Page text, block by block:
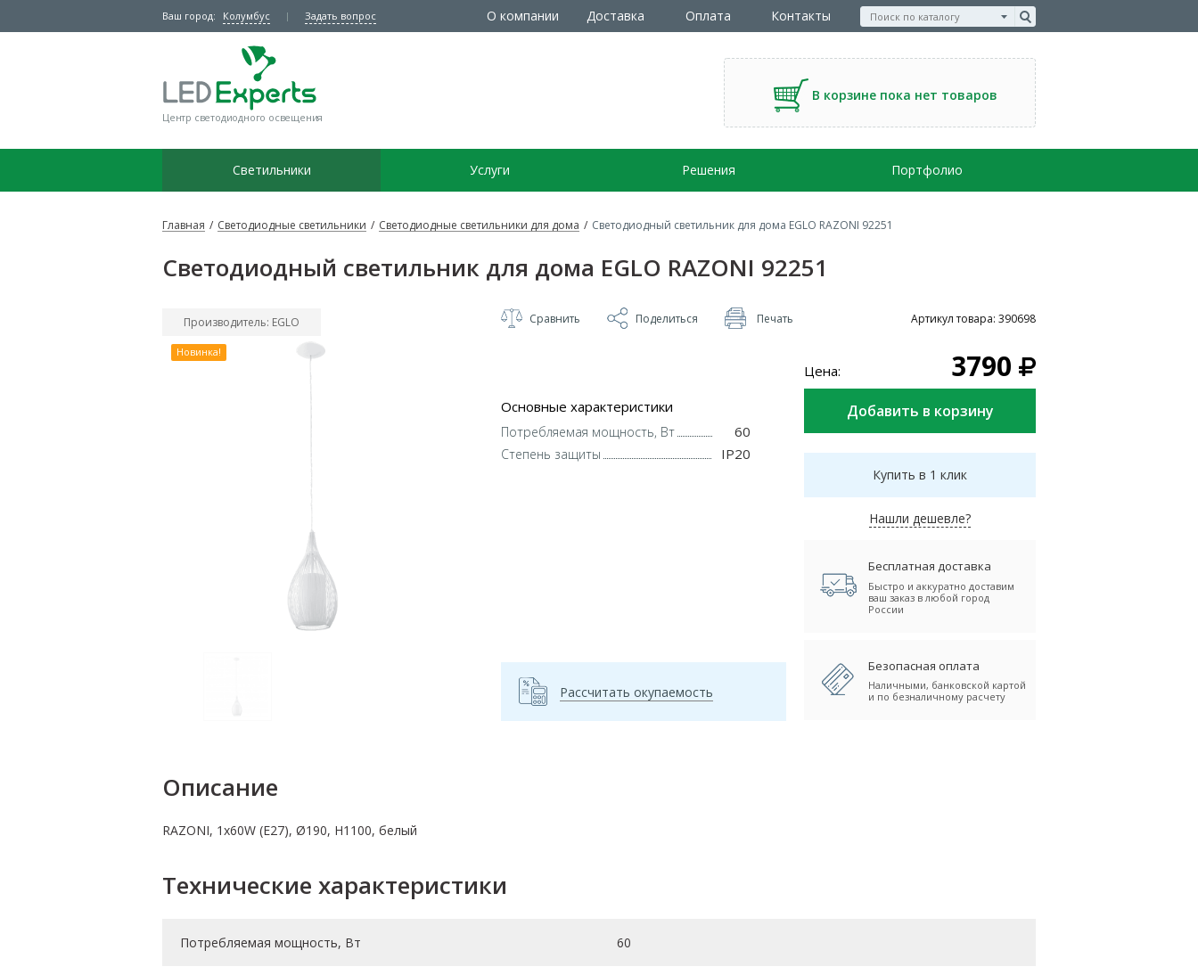
Ваш город: Колумбус Задать вопрос О компании Доставка Оплата Контакты
Центр светодиодного освещения
В корзине пока нет товаров
Светильники Услуги Решения Портфолио
Главная / Светодиодные светильники / Светодиодные светильники для дома / Светодиодный светильник для дома EGLO RAZONI 92251
Светодиодный светильник для дома EGLO RAZONI 92251
Производитель: EGLO
Новинка!
Сравнить Поделиться Печать Артикул товара: 390698
Основные характеристики
Потребляемая мощность, Вт 60
Степень защиты IP20
Рассчитать окупаемость
Цена: 3790
Купить в 1 клик
Нашли дешевле?
Бесплатная доставка
Быстро и аккуратно доставим
ваш заказ в любой город
России
Безопасная оплата
Наличными, банковской картой
и по безналичному расчету
Описание
RAZONI, 1х60W (E27), Ø190, H1100, белый
Технические характеристики
Потребляемая мощность, Вт 60